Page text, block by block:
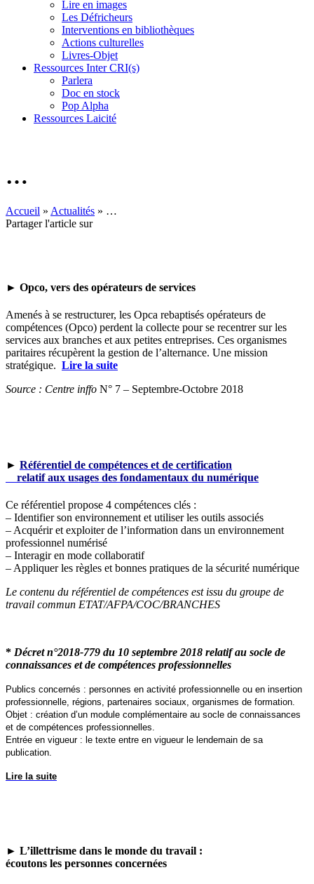
Lire en images
Les Défricheurs
Interventions en bibliothèques
Actions culturelles
Livres-Objet
Ressources Inter CRI(s)
Parlera
Doc en stock
Pop Alpha
Ressources Laicité
…
Accueil » Actualités » …
Partager l'article sur
► Opco, vers des opérateurs de services
Amenés à se restructurer, les Opca rebaptisés opérateurs de
compétences (Opco) perdent la collecte pour se recentrer sur les
services aux branches et aux petites entreprises. Ces organismes
paritaires récupèrent la gestion de l’alternance. Une mission
stratégique. Lire la suite
Source : Centre inffo N° 7 – Septembre-Octobre 2018
► Référentiel de compétences et de certification
relatif aux usages des fondamentaux du numérique
Ce référentiel propose 4 compétences clés :
– Identifier son environnement et utiliser les outils associés
– Acquérir et exploiter de l’information dans un environnement
professionnel numérisé
– Interagir en mode collaboratif
– Appliquer les règles et bonnes pratiques de la sécurité numérique
Le contenu du référentiel de compétences est issu du groupe de
travail commun ETAT/AFPA/COC/BRANCHES
* Décret n°2018-779 du 10 septembre 2018 relatif au socle de
connaissances et de compétences professionnelles
Publics concernés : personnes en activité professionnelle ou en insertion
professionnelle, régions, partenaires sociaux, organismes de formation.
Objet : création d’un module complémentaire au socle de connaissances
et de compétences professionnelles.
Entrée en vigueur : le texte entre en vigueur le lendemain de sa
publication.
Lire la suite
► L’illettrisme dans le monde du travail :
écoutons les personnes concernées